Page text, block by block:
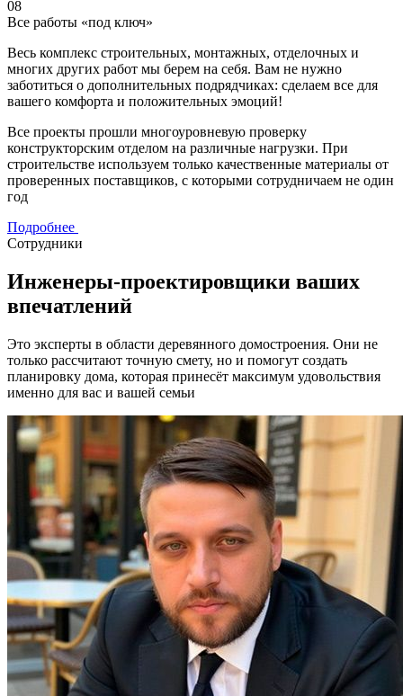
08
Все работы «под ключ»
Весь комплекс строительных, монтажных, отделочных и
многих других работ мы берем на себя. Вам не нужно
заботиться о дополнительных подрядчиках: сделаем все для
вашего комфорта и положительных эмоций!
Все проекты прошли многоуровневую проверку
конструкторским отделом на различные нагрузки. При
строительстве используем только качественные материалы от
проверенных поставщиков, с которыми сотрудничаем не один
год
Подробнее
Сотрудники
Инженеры-проектировщики ваших
впечатлений
Это эксперты в области деревянного домостроения. Они не
только рассчитают точную смету, но и помогут создать
планировку дома, которая принесёт максимум удовольствия
именно для вас и вашей семьи